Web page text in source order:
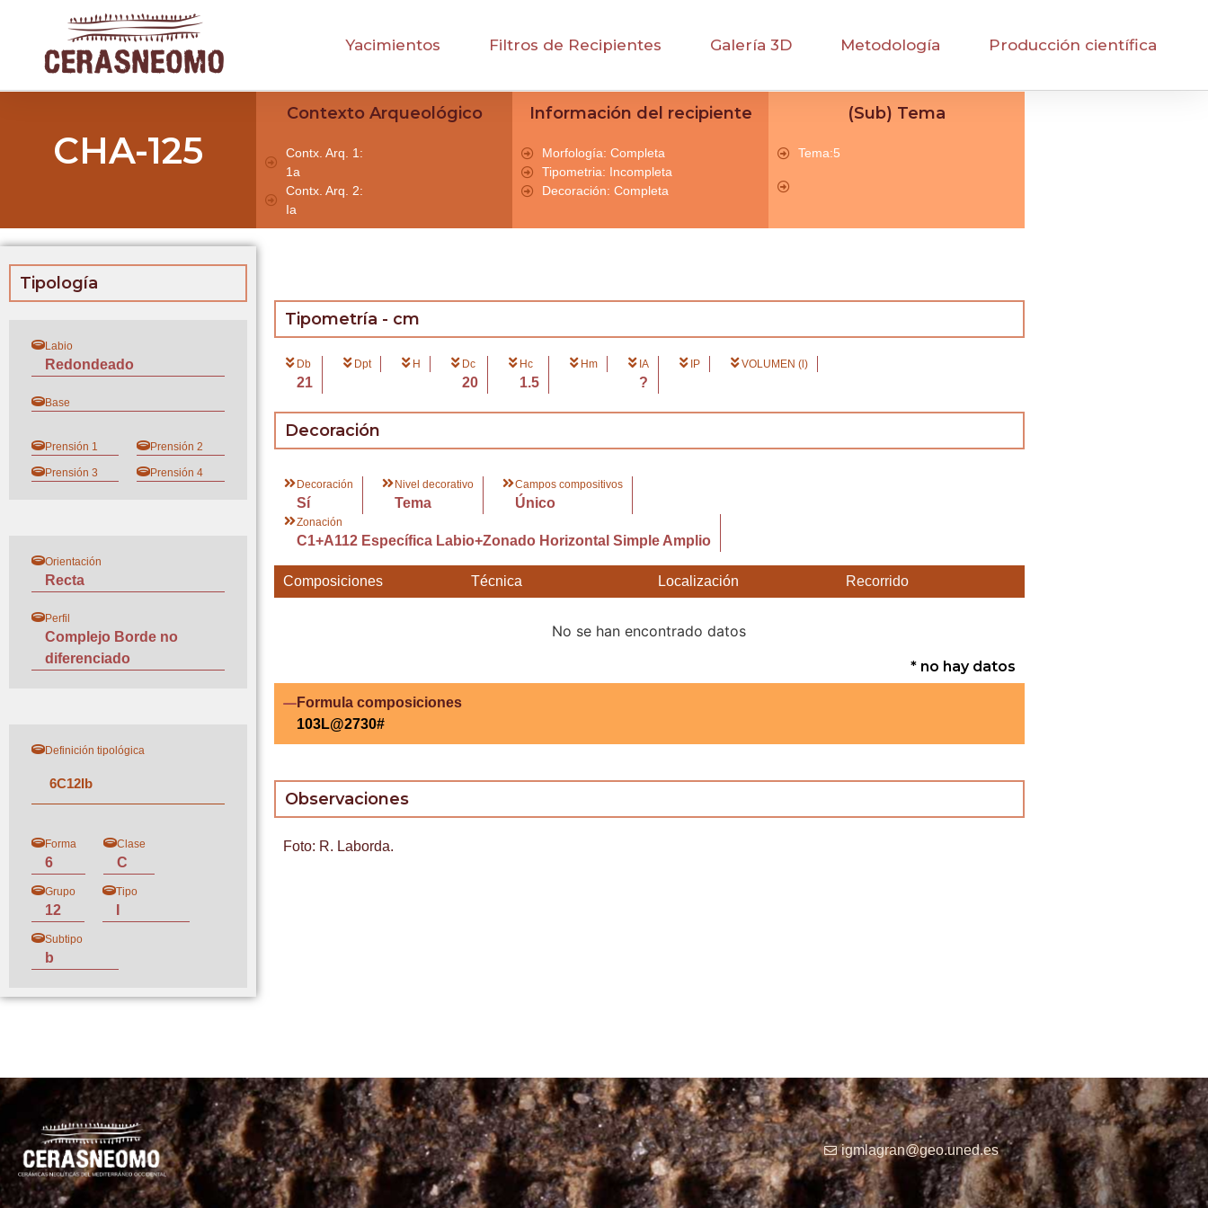
Yacimientos Filtros de Recipientes Galería 3D Metodología Producción científica
CHA-125
Contexto Arqueológico
Contx. Arq. 1:
1a
Contx. Arq. 2:
Ia
Información del recipiente
Morfología: Completa
Tipometria: Incompleta
Decoración: Completa
(Sub) Tema
Tema:5
Tipología
Labio
Redondeado
Base
Prensión 1 Prensión 2
Prensión 3 Prensión 4
Orientación
Recta
Perfil
Complejo Borde no
diferenciado
Definición tipológica
6C12Ib
Forma
6
Clase
C
Grupo
12
Tipo
Subtipo
b
Tipometría - cm
Db
21
Dpt H Dc
20
Hc
1.5
Hm IA
?
IP VOLUMEN (l)
Decoración
Decoración
Sí
Nivel decorativo
Tema
Campos compositivos
Único
Zonación
C1+A112 Específica Labio+Zonado Horizontal Simple Amplio
Composiciones Técnica Localización Recorrido
No se han encontrado datos
* no hay datos
Formula composiciones
103L@2730#
Observaciones
Foto: R. Laborda.
igmlagran@geo.uned.es